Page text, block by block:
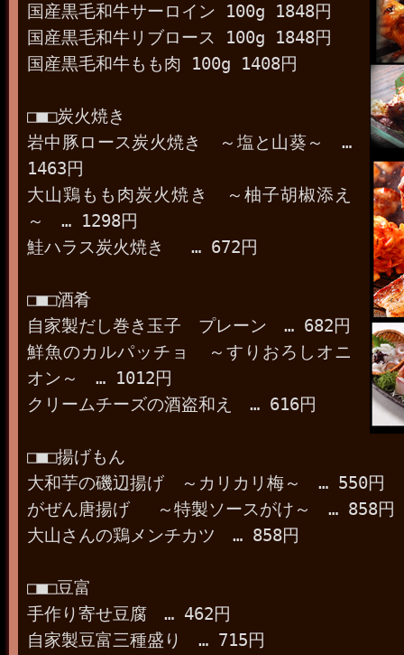
国産黒毛和牛サーロイン 100g 1848円
国産黒毛和牛リブロース 100g 1848円
国産黒毛和牛もも肉 100g 1408円
□■□炭火焼き
岩中豚ロース炭火焼き ～塩と山葵～ …
1463円
大山鶏もも肉炭火焼き ～柚子胡椒添え
～ … 1298円
鮭ハラス炭火焼き … 672円
□■□酒肴
自家製だし巻き玉子 プレーン … 682円
鮮魚のカルパッチョ ～すりおろしオニ
オン～ … 1012円
クリームチーズの酒盗和え … 616円
□■□揚げもん
大和芋の磯辺揚げ ～カリカリ梅～ … 550円
がぜん唐揚げ ～特製ソースがけ～ … 858円
大山さんの鶏メンチカツ … 858円
□■□豆富
手作り寄せ豆腐 … 462円
自家製豆富三種盛り … 715円